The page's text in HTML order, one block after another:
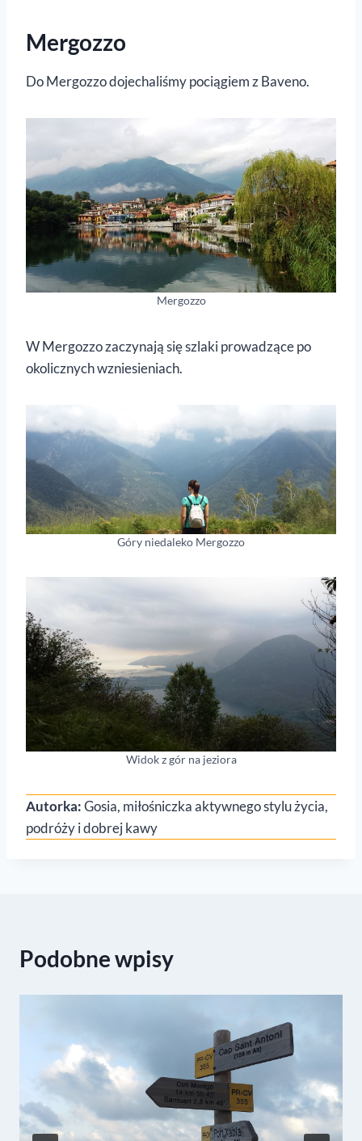
Mergozzo
Do Mergozzo dojechaliśmy pociągiem z Baveno.
Mergozzo
W Mergozzo zaczynają się szlaki prowadzące po
okolicznych wzniesieniach.
Góry niedaleko Mergozzo
Widok z gór na jeziora
Autorka:Gosia, miłośniczka aktywnego stylu życia,
podróży i dobrej kawy
Podobne wpisy